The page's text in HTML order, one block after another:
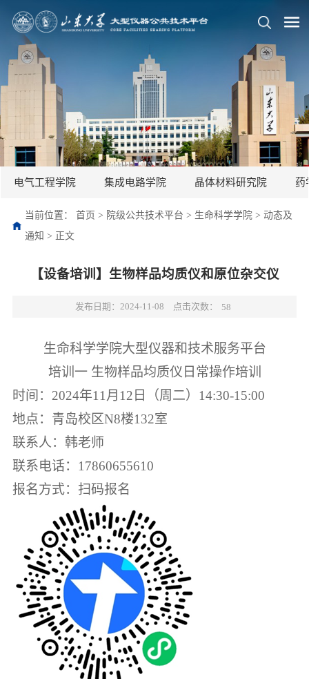
电气工程学院 集成电路学院 晶体材料研究院 药
当前位置：首页 > 院级公共技术平台 > 生命科学学院 >动态及
通知 > 正文
【设备培训】生物样品均质仪和原位杂交仪
发布日期：2024-11-08 点击次数： 58
生命科学学院大型仪器和技术服务平台
培训一 生物样品均质仪日常操作培训
时间： 2024年11 月 12 日（周二） 14:30-15:00
地点：青岛校区N8楼132室
联系人：韩老师
联系电话： 17860655610
报名方式：扫码报名